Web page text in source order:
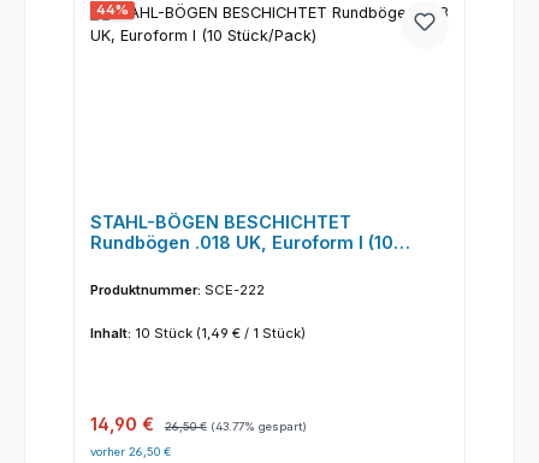
44%
STAHL-BÖGEN BESCHICHTET
Rundbögen .018 UK, Euroform I (10
Produktnummer: SCE-222
Inhalt: 10 Stück (1,49 € / 1 Stück)
Verkaufspreis:
14,90 € 26,50 € (43.77% gespart)
vorher 26,50 €